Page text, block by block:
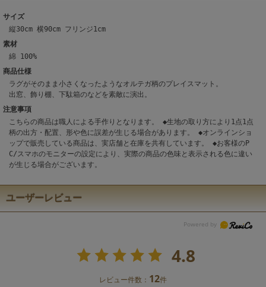
サイズ
縦30cm 横90cm フリンジ1cm
素材
綿 100%
商品仕様
ラグがそのまま小さくなったようなオルテガ柄のプレイスマット。
出窓、飾り棚、下駄箱のなどを素敵に演出。
注意事項
こちらの商品は職人による手作りとなります。 ◆生地の取り方により1点1点
柄の出方・配置、形や色に誤差が生じる場合があります。 ◆オンラインショ
ップで販売している商品は、実店舗と在庫を共有しています。 ◆お客様のP
C/スマホのモニターの設定により、実際の商品の色味と表示される色に違い
が生じる場合がございます。
ユーザーレビュー
4.8
レビュー件数： 12件